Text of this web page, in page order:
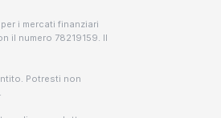
i mercati finanziari
il numero 78219159. Il
Potresti non